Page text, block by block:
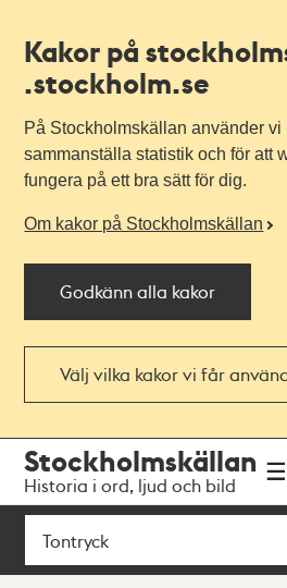
Kakor på
.stockholm.se
På Stockholmskällan använder vi
sammanställa statistik och för att
fungera på ett bra sätt för dig.
Om kakor på Stockholmskällan
Godkänn alla kakor
Välj vilka kakor vi får
navigationen
huvudinnehållet
Stockholmskällan
Historia i ord, ljud och bild
Sök